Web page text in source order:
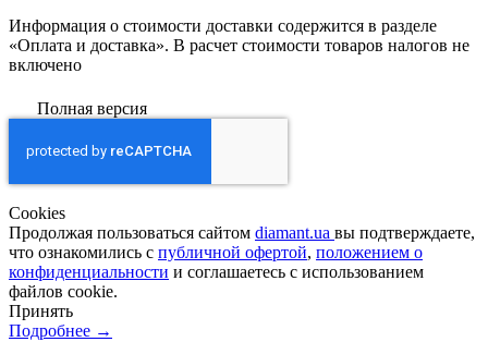
Информация о стоимости доставки содержится в разделе
«Оплата и доставка». В расчет стоимости товаров налогов не
включено
Полная версия
Сookies
Продолжая пользоваться сайтом diamant.ua вы подтверждаете,
что ознакомились с публичной офертой, положением о
конфиденциальности и соглашаетесь с использованием
файлов cookie.
Принять
Подробнее →